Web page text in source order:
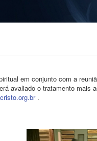
em conjunto com a
avaliado o tratamento
.